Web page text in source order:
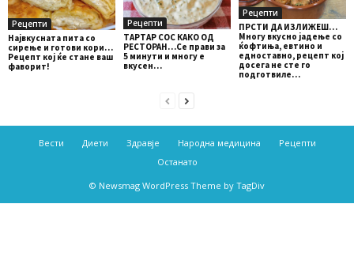
Рецепти
Највкусната пита со
сирење и готови кори…
Рецепт кој ќе стане ваш
фаворит!
Рецепти
ТАРТАР СОС КАКО ОД
РЕСТОРАН…Се прави за
5 минути и многу е
вкусен…
Рецепти
ПРСТИ ДА ИЗЛИЖЕШ…
Многу вкусно јадење со
ќофтиња, евтино и
едноставно, рецепт кој
досега не сте го
подготвиле…
Вести Диети Здравје Народна медицина
Рецепти
Останато
© Newsmag WordPress Theme by TagDiv